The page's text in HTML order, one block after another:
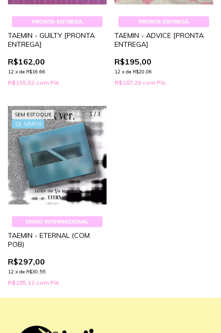
PRONTA-ENTREGA
TAEMIN - GUILTY [PRONTA
ENTREGA]
R$162,00
12 x de R$16,66
R$155,52 com Pix
PRONTA-ENTREGA
TAEMIN - ADVICE [PRONTA
ENTREGA]
R$195,00
12 x de R$20,06
R$187,20 com Pix
1/3
SEM ESTOQUE
GRÁTIS
ENVIO INTERNACIONAL
TAEMIN - ETERNAL (COM
POB)
R$297,00
12 x de R$30,55
R$285,12 com Pix